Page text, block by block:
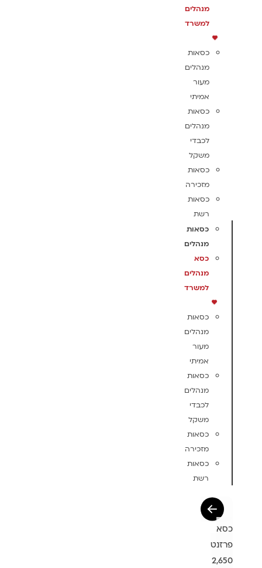
מנהלים
למשרד
כסאות
מנהלים
מעור
אמיתי
כסאות
מנהלים
לכבדי
משקל
כסאות
מזכירה
כסאות
רשת
כסאות
מנהלים
כסא
מנהלים
למשרד
כסאות
מנהלים
מעור
אמיתי
כסאות
מנהלים
לכבדי
משקל
כסאות
מזכירה
כסאות
רשת
כסא
פרזנט
2,650